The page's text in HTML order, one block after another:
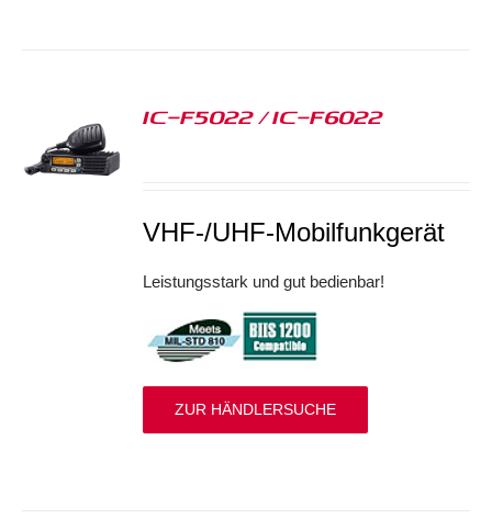
IC-F5022 / IC-F6022
VHF-/UHF-Mobilfunkgerät
Leistungsstark und gut bedienbar!
ZUR HÄNDLERSUCHE